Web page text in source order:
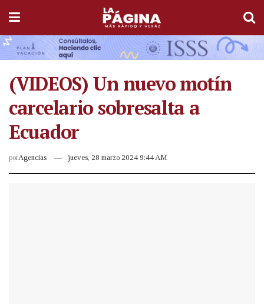
(VIDEOS) Un nuevo motín
carcelario sobresalta a
Ecuador
porAgencias jueves, 28 marzo 2024 9:44 AM